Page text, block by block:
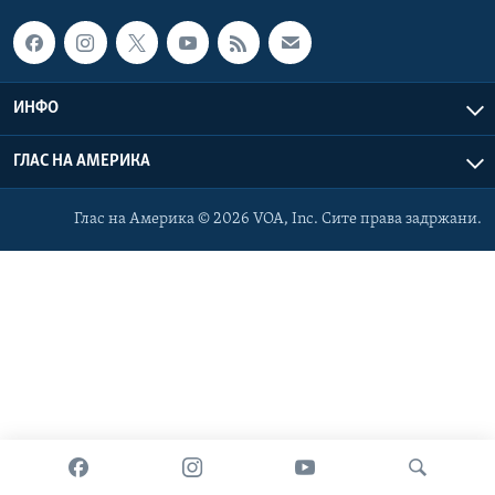
ИНТЕРВЈУА
Јазици
ИНФО
ГЛАС НА АМЕРИКА
Глас на Америка © 2026 VOA, Inc. Сите права задржани.